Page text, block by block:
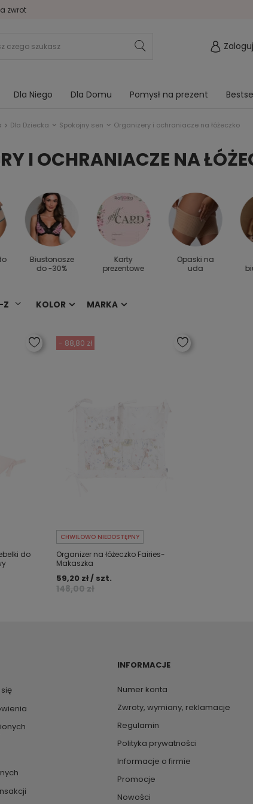
zwrot
Dla Niego Dla Domu Pomysł na prezent
Dla Dziecka Spokojny sen Organizery i ochraniacze na łóżeczko
I OCHRANIACZE NA
Biustonosze
do -30%
Karty
prezentowe
Opaski na
uda
Z KOLOR MARKA
do
- 88,80 zł
CHWILOWO NIEDOSTĘPNY
Organizer na łóżeczko Fairies-
Makaszka
148,00 zł
59,20 zł / szt.
INFORMACJE
Numer konta
Zwroty, wymiany, reklamacje
Regulamin
Polityka prywatności
Informacje o firmie
Promocje
Nowości